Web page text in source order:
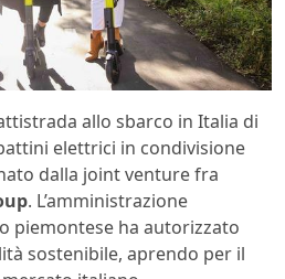
allo sbarco in Italia di
elettrici in condivisione
dalla joint venture fra
. L’amministrazione
piemontese ha autorizzato
sostenibile, aprendo per il